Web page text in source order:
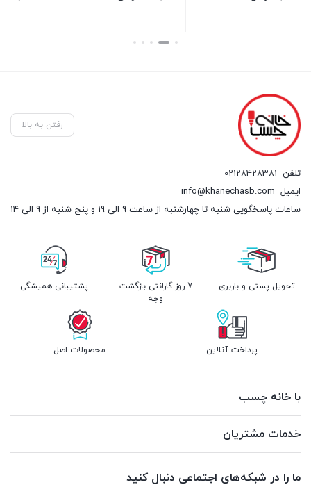
بستن
رفتن به بالا
تلفن 02128428381
ایمیل info@khanechasb.com
ساعات پاسخگویی شنبه تا چهارشنبه از ساعت 9 الی 19 و پنج شنبه از 9 الی 14
تحویل پستی و باربری
7 روز گارانتی بازگشت
وجه
پشتیبانی همیشگی
پرداخت آنلاین محصولات اصل
با خانه چسب
خدمات مشتریان
ما را در شبکه‌های اجتماعی دنبال کنید